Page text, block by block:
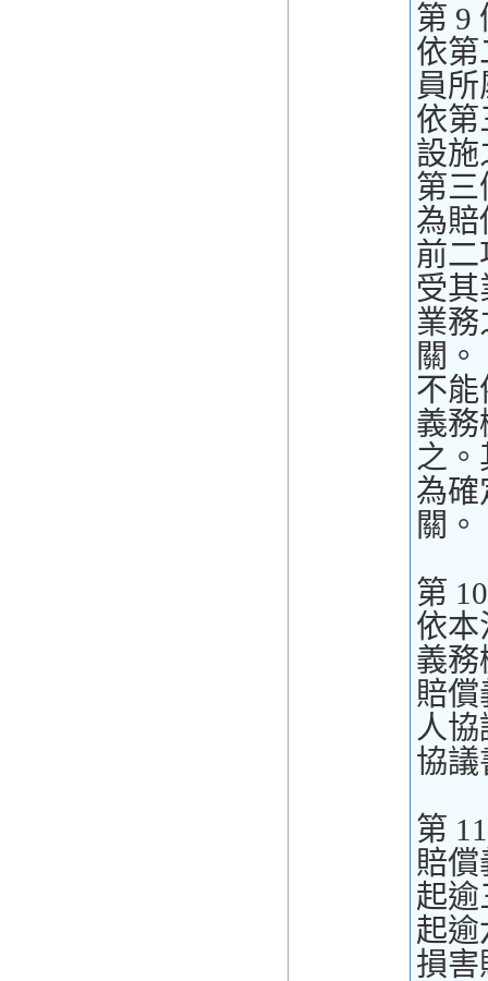
第 9
依第
員
依第
設施
第三
為賠
前二
受
業務
關。
不能
義務
之
為確
關。
第
依本
義務
賠
人
協議
第
賠
起逾
起逾
損害